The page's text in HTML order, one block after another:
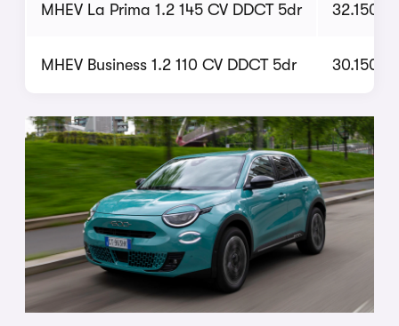
MHEV La Prima 1.2 145 CV DDCT 5dr 32.150 €
MHEV Business 1.2 110 CV DDCT 5dr 30.150 €